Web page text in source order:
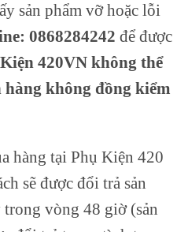
sản phẩm vỡ hoặc lỗi
0868284242 để được
420VN không thể
không đồng kiểm
hàng tại Phụ Kiện 420
sẽ được đổi trả sản
vòng 48 giờ (sản